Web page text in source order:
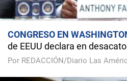
CONGRESO EN
de EEUU declara en
Por REDACCIÓN/Diario Las